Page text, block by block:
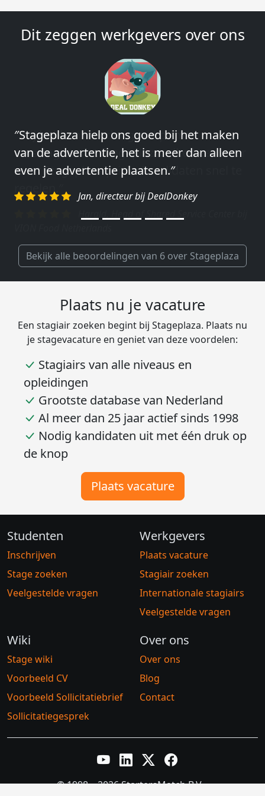
Dit zeggen werkgevers over ons
″Wij hebben in ieder geval prima
ervaringen met Stageplaza: elke keer weer
weet Stageplaza prima kandidaten snel te
regelen.″
Bekijk alle beoordelingen van 6 over Stageplaza
Plaats nu je vacature
Een stagiair zoeken begint bij Stageplaza. Plaats nu
je stagevacature en geniet van deze voordelen:
Stagiairs van alle niveaus en
opleidingen
Grootste database van Nederland
Al meer dan 25 jaar actief sinds 1998
Nodig kandidaten uit met één druk op
de knop
Plaats vacature
Studenten
Inschrijven
Stage zoeken
Veelgestelde vragen
Werkgevers
Plaats vacature
Stagiair zoeken
Internationale stagiairs
Veelgestelde vragen
Wiki
Stage wiki
Voorbeeld CV
Voorbeeld Sollicitatiebrief
Sollicitatiegesprek
Over ons
Over ons
Blog
Contact
YouTubeLinkedInTwitter XFacebook
© 1998 – 2026 StartersMatch B.V.